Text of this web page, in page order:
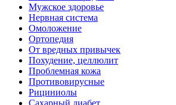
Мужское здоровье
Нервная система
Омоложение
Ортопедия
От вредных привычек
Похудение, целлюлит
Проблемная кожа
Противовирусные
Рициниолы
Сахарный диабет